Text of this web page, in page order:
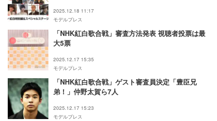
2025.12.18 11:17
モデルプレス
「NHK紅白歌合戦」審査方法発表 視聴者投票は最
大5票
2025.12.17 15:35
モデルプレス
「NHK紅白歌合戦」ゲスト審査員決定「豊臣兄
弟！」仲野太賀ら7人
2025.12.17 15:23
モデルプレス